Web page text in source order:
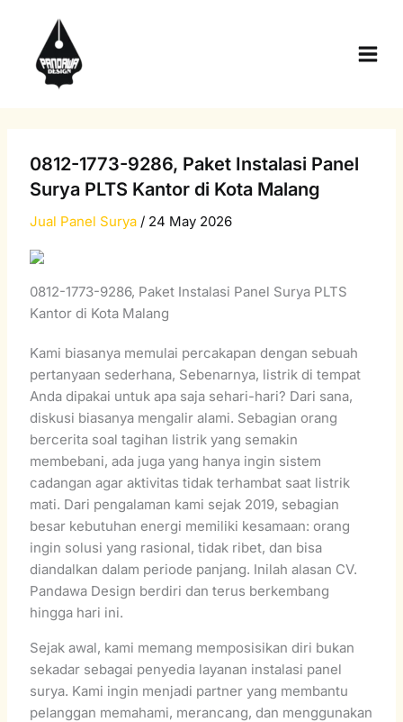
content
0812-1773-9286, Paket Instalasi Panel
Surya PLTS Kantor di Kota Malang
Jual Panel Surya / 24 May 2026
0812-1773-9286, Paket Instalasi Panel Surya PLTS
Kantor di Kota Malang
Kami biasanya memulai percakapan dengan sebuah
pertanyaan sederhana, Sebenarnya, listrik di tempat
Anda dipakai untuk apa saja sehari-hari? Dari sana,
diskusi biasanya mengalir alami. Sebagian orang
bercerita soal tagihan listrik yang semakin
membebani, ada juga yang hanya ingin sistem
cadangan agar aktivitas tidak terhambat saat listrik
mati. Dari pengalaman kami sejak 2019, sebagian
besar kebutuhan energi memiliki kesamaan: orang
ingin solusi yang rasional, tidak ribet, dan bisa
diandalkan dalam periode panjang. Inilah alasan CV.
Pandawa Design berdiri dan terus berkembang
hingga hari ini.
Sejak awal, kami memang memposisikan diri bukan
sekadar sebagai penyedia layanan instalasi panel
surya. Kami ingin menjadi partner yang membantu
pelanggan memahami, merancang, dan menggunakan